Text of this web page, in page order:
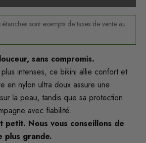
étanches sont exempts de taxes de vente au
sans compromis.
intenses, ce bikini allie confort et
en nylon ultra doux assure une
la peau, tandis que sa protection
avec fiabilité.
petit. Nous vous conseillons de
plus grande.